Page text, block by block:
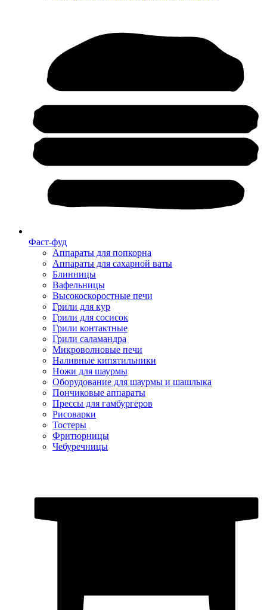
Фаст-фуд
Аппараты для попкорна
Аппараты для сахарной ваты
Блинницы
Вафельницы
Высокоскоростные печи
Грили для кур
Грили для сосисок
Грили контактные
Грили саламандра
Микроволновые печи
Наливные кипятильники
Ножи для шаурмы
Оборудование для шаурмы и шашлыка
Пончиковые аппараты
Прессы для гамбургеров
Рисоварки
Тостеры
Фритюрницы
Чебуречницы